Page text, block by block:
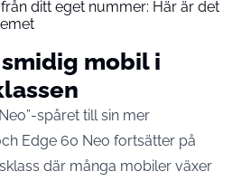
ditt eget nummer: Här är det
mobil i
spåret till sin mer
Edge 60 Neo fortsätter på
där många mobiler växer